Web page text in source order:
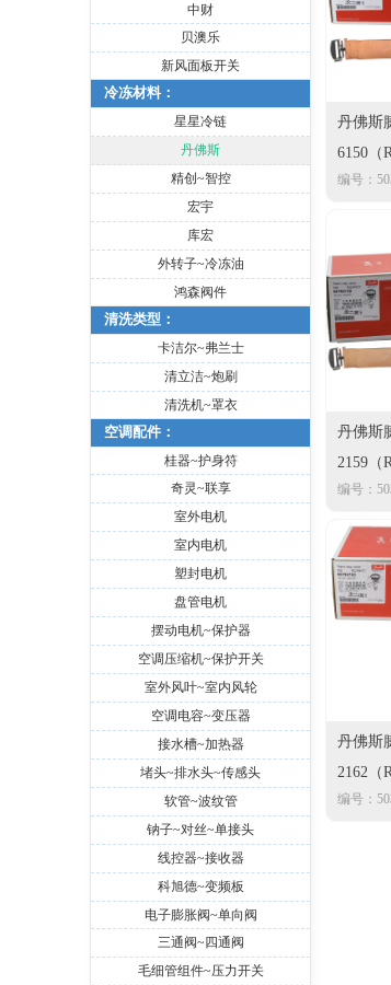
丹佛斯
6150（
编号：
丹佛斯
2159（
编号：
丹佛斯
2162（
编号：
中财
贝澳乐
新风面板开关
冷冻材料：
星星冷链
丹佛斯
精创~智控
宏宇
库宏
外转子~冷冻油
鸿森阀件
清洗类型：
卡洁尔~弗兰士
清立洁~炮刷
清洗机~罩衣
空调配件：
桂器~护身符
奇灵~联享
室外电机
室内电机
塑封电机
盘管电机
摆动电机~保护器
空调压缩机~保护开关
室外风叶~室内风轮
空调电容~变压器
接水槽~加热器
堵头~排水头~传感头
软管~波纹管
钠子~对丝~单接头
线控器~接收器
科旭德~变频板
电子膨胀阀~单向阀
三通阀~四通阀
毛细管组件~压力开关